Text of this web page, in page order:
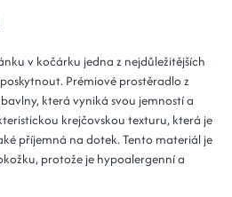
v kočárku jedna z nejdůležitějších
Prémiové prostěradlo z
která vyniká svou jemností a
krejčovskou texturu, která je
příjemná na dotek. Tento materiál je
protože je hypoalergenní a